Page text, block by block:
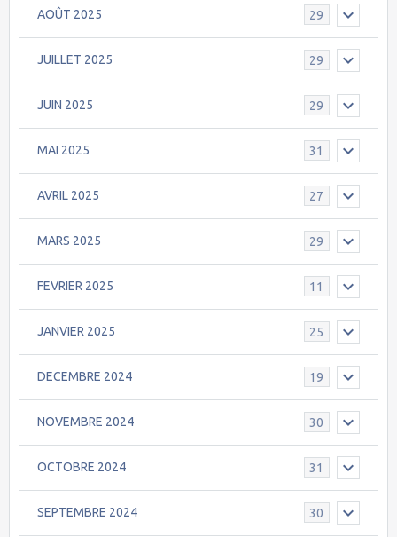
AOÛT 2025 29
JUILLET 2025 29
JUIN 2025 29
MAI 2025 31
AVRIL 2025 27
MARS 2025 29
FEVRIER 2025 11
JANVIER 2025 25
DECEMBRE 2024 19
NOVEMBRE 2024 30
OCTOBRE 2024 31
SEPTEMBRE 2024 30